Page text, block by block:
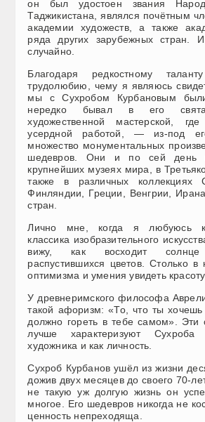
он был удостоен звания
Таджикистана, являлся почётным
академии художеств, а также
ряда других зарубежных стран.
случайно.
Благодаря редкостному
трудолюбию, чему я являюсь
мы с Сухробом Курбановым
нередко бывал в его
художественной мастерской,
усердной работой, — из-под
множество монументальных
шедевров. Они и по сей день
крупнейших музеях мира, в
также в различных коллекциях
Финляндии, Греции, Венгрии,
стран.
Лично мне, когда я любуюсь
классика изобразительного
вижу, как восходит
распустившихся цветов. Столько в
оптимизма и умения увидеть
У древнеримского философа
такой афоризм: «То, что ты хочешь
должно гореть в тебе самом». Эти
лучше характеризуют Сухроба
художника и как личность.
Сухроб Курбанов ушёл из жизни
дожив двух месяцев до своего 70-
не такую уж долгую жизнь он
многое. Его шедевров никогда не
ценность непреходяща.